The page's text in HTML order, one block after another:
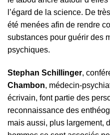
l’égard de la science. De
été menées afin de rendre
substances pour guérir des
psychiques.
Stephan Schillinger,
Chambon, médecin-
écrivain, font partie des
reconnaissance des
mais aussi, plus largement,